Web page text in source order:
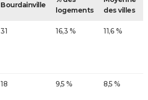
Bourdainville
logements
des villes
31 16,3 % 11,6 %
18 9,5 % 8,5 %